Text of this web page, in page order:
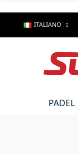
ITALIANO
PADEL